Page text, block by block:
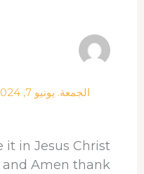
الجمعة. يونيو 7, 2024 الساعة 12:03 م
it in Jesus Christ
Amen thank